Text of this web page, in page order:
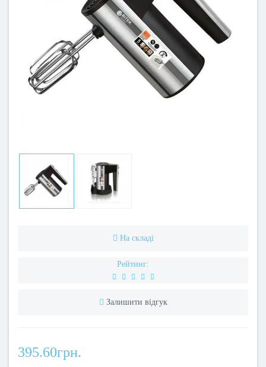
На складі
Рейтинг:
Залишити відгук
395.60грн.